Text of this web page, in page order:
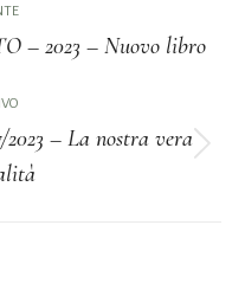
– 2023 – Nuovo libro
– La nostra vera